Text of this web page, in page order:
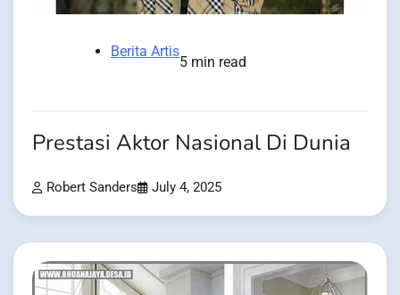
Berita Artis
5 min read
Prestasi Aktor Nasional Di Dunia
Robert Sanders July 4, 2025